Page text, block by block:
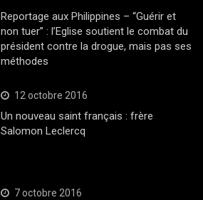
Reportage aux Philippines – “Guérir et
non tuer” : l’Eglise soutient le combat du
président contre la drogue, mais pas ses
méthodes
12 octobre 2016
Un nouveau saint français : frère
Salomon Leclercq
7 octobre 2016